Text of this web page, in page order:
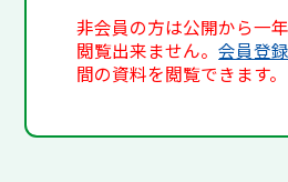
非会員の方は公開から一
閲覧出来ません。会員登録
間の資料を閲覧できます。